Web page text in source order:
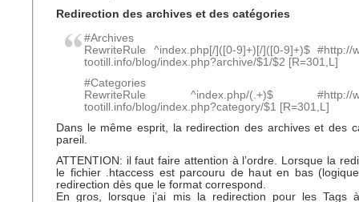
Redirection des archives et des catégories
#Archives
RewriteRule ^index.php[/]([0-9]+)[/]([0-9]+)$ #http://
tootill.info/blog/index.php?archive/$1/$2 [R=301,L]
#Categories
RewriteRule ^index.php/(.+)$ #http://
tootill.info/blog/index.php?category/$1 [R=301,L]
Dans le même esprit, la redirection des archives et des
pareil.
ATTENTION: il faut faire attention à l’ordre. Lorsque la
le fichier .htaccess est parcouru de haut en bas
redirection dès que le format correspond.
En gros, lorsque j’ai mis la redirection pour les Tags